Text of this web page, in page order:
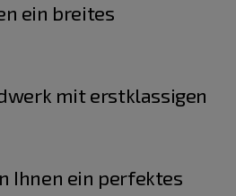
ein breites
mit erstklassigen
Ihnen ein perfektes